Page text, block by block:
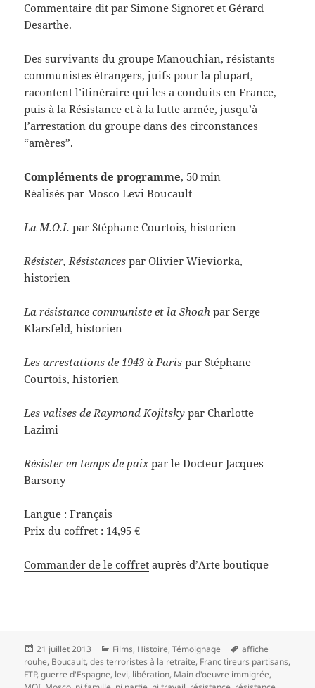
Commentaire dit par Simone Signoret et Gérard
Desarthe.
Des survivants du groupe Manouchian, résistants
communistes étrangers, juifs pour la plupart,
racontent l’itinéraire qui les a conduits en France,
puis à la Résistance et à la lutte armée, jusqu’à
l’arrestation du groupe dans des circonstances
“amères”.
Compléments de programme, 50 min
Réalisés par Mosco Levi Boucault
La M.O.I. par Stéphane Courtois, historien
Résister, Résistances par Olivier Wieviorka,
historien
La résistance communiste et la Shoah par Serge
Klarsfeld, historien
Les arrestations de 1943 à Paris par Stéphane
Courtois, historien
Les valises de Raymond Kojitsky par Charlotte
Lazimi
Résister en temps de paixpar le Docteur Jacques
Barsony
Langue : Français
Prix du coffret : 14,95 €
Commander de le coffret auprès d’Arte boutique
Publié
le
21 juillet 2013 Catégories
Films, Histoire,Témoignage
Mots-
clés
affiche
rouhe, Boucault,des terroristes à la retraite, Franc tireurs partisans,
FTP,guerre d'Espagne, levi, libération, Main d'oeuvre immigrée,